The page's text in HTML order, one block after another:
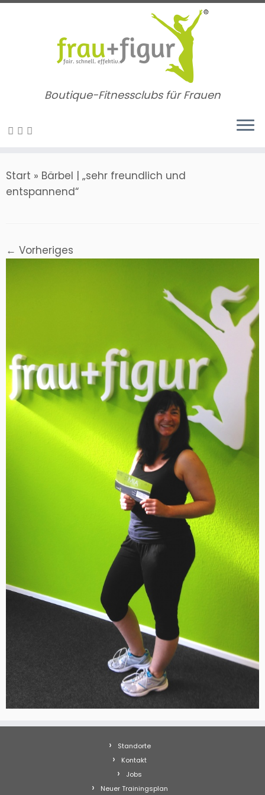
Zum
Boutique-Fitnessclubs für Frauen
Start » Bärbel | „sehr freundlich und
entspannend“
← Vorheriges
Standorte
Kontakt
Jobs
Neuer Trainingsplan